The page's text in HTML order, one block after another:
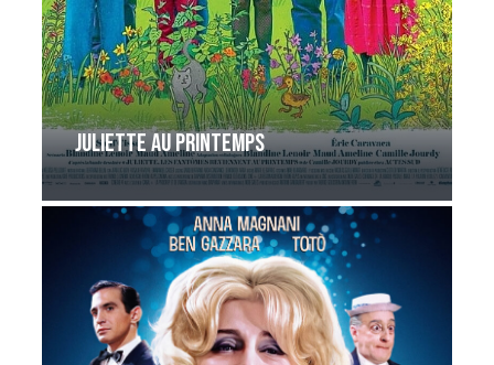
Juliette au printemps